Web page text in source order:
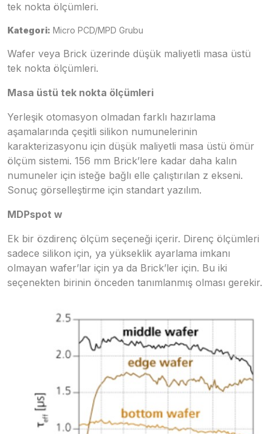
tek nokta ölçümleri.
Kategori: Micro PCD/MPD Grubu
Wafer veya Brick üzerinde düşük maliyetli masa üstü
tek nokta ölçümleri.
Masa üstü tek nokta ölçümleri
Yerleşik otomasyon olmadan farklı hazırlama
aşamalarında çeşitli silikon numunelerinin
karakterizasyonu için düşük maliyetli masa üstü ömür
ölçüm sistemi. 156 mm Brick’lere kadar daha kalın
numuneler için isteğe bağlı elle çalıştırılan z ekseni.
Sonuç görselleştirme için standart yazılım.
MDPspot w
Ek bir özdirenç ölçüm seçeneği içerir. Direnç ölçümleri
sadece silikon için, ya yükseklik ayarlama imkanı
olmayan wafer’lar için ya da Brick’ler için. Bu iki
seçenekten birinin önceden tanımlanmış olması gerekir.